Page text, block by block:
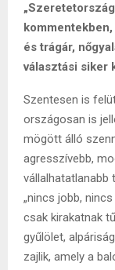
és trágár,
választási siker
Szentesen is
országosan is
mögött álló
agresszívebb,
vállalhatatlanabb
„nincs jobb,
csak kirakatnak
gyűlölet,
zajlik, amely a